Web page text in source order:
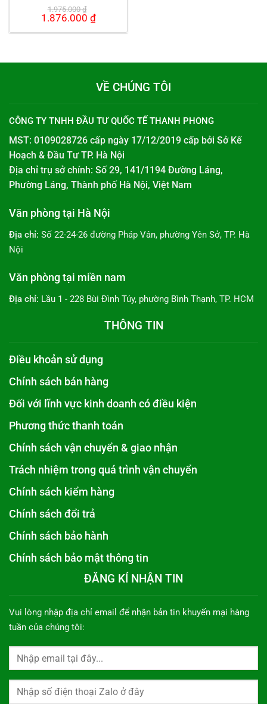
Được xếp
hạng5.00
1.975.000₫
Giá
gốc
là:
1.876.000 ₫Giá
hiện
tại
VỀ CHÚNG TÔI
CÔNG TY TNHH ĐẦU TƯ QUỐC TẾ THANH PHONG
MST: 0109028726 cấp ngày 17/12/2019 cấp bởi Sở Kế
Hoạch & Đầu Tư TP. Hà Nội
Địa chỉ trụ sở chính: Số 29, 141/1194 Đường Láng,
Phường Láng, Thành phố Hà Nội, Việt Nam
Văn phòng tại Hà Nội
Địa chỉ: Số 22-24-26 đường Pháp Vân, phường Yên Sở, TP. Hà
Nội
Văn phòng tại miền nam
Địa chỉ: Lầu 1 - 228 Bùi Đình Túy, phường Bình Thạnh, TP. HCM
THÔNG TIN
Điều khoản sử dụng
Chính sách bán hàng
Đối với lĩnh vực kinh doanh có điều kiện
Phương thức thanh toán
Chính sách vận chuyển & giao nhận
Trách nhiệm trong quá trình vận chuyển
Chính sách kiểm hàng
Chính sách đổi trả
Chính sách bảo hành
Chính sách bảo mật thông tin
ĐĂNG KÍ NHẬN TIN
Vui lòng nhập địa chỉ email để nhận bản tin khuyến mại hàng
tuần của chúng tôi: